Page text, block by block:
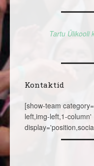
Tartu Ülikooli
Kontaktid
[show-team
left,img-left,1-column'